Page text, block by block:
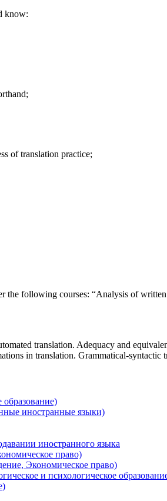
know:
of translation practice;
the following courses: “Analysis of
translation. Adequacy and
in translation. Grammatical-
иностранные языки)
иностранного языка
право)
Экономическое право)
и психологическое